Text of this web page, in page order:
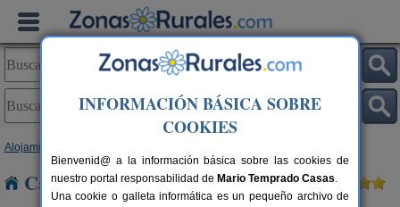
Alojamientos
Casas Rurales cerca de Corbaton
INFORMACIÓN BÁSICA SOBRE
COOKIES
Bienvenid@ a la información básica sobre las cookies de
nuestro portal responsabilidad de Mario Temprado Casas.
Una cookie o galleta informática es un pequeño archivo de